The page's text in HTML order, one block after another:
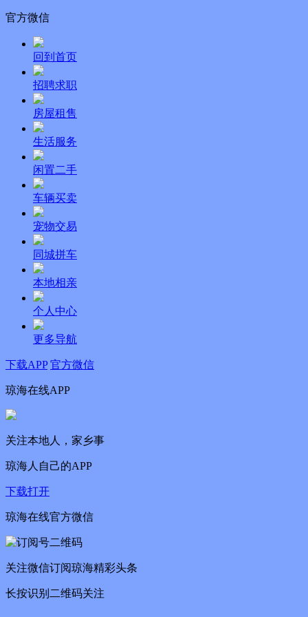
官方微信
回到首页
招聘求职
房屋租售
生活服务
闲置二手
车辆买卖
宠物交易
同城拼车
本地相亲
个人中心
更多导航
下载APP 官方微信
琼海在线APP
关注本地人，家乡事
琼海人自己的APP
下载打开
琼海在线官方微信
关注微信订阅琼海精彩头条
长按识别二维码关注